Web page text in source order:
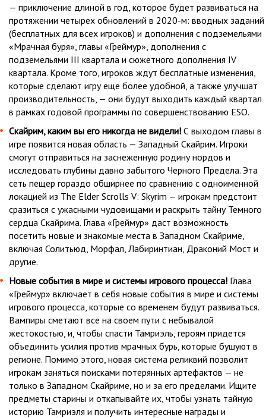
— приключение длиной в год, которое будет развиваться на
протяжении четырех обновлений в 2020-м: вводных заданий
(бесплатных для всех игроков) и дополнения с подземельями
«Мрачная буря», главы «Греймур», дополнения с
подземельями III квартала и сюжетного дополнения IV
квартала. Кроме того, игроков ждут бесплатные изменения,
которые сделают игру еще более удобной, а также улучшат
производительность, — они будут выходить каждый квартал
в рамках годовой программы по совершенствованию ESO.
Скайрим, каким вы его никогда не видели! С выходом главы в
игре появится новая область — Западный Скайрим. Игроки
смогут отправиться на заснеженную родину нордов и
исследовать глубины давно забытого Черного Предела. Эта
сеть пещер гораздо обширнее по сравнению с одноименной
локацией из The Elder Scrolls V: Skyrim — игрокам предстоит
сразиться с ужасными чудовищами и раскрыть тайну Темного
сердца Скайрима. Глава «Греймур» даст возможность
посетить новые и знакомые места в Западном Скайриме,
включая Солитьюд, Морфал, Лабиринтиан, Драконий Мост и
другие.
Новые события в мире и системы игрового процесса! Глава
«Греймур» включает в себя новые события в мире и системы
игрового процесса, которые со временем будут развиваться.
Вампиры сметают все на своем пути с небывалой
жестокостью, и, чтобы спасти Тамриэль, героям придется
объединить усилия против мрачных бурь, которые бушуют в
регионе. Помимо этого, новая система реликвий позволит
игрокам заняться поисками потерянных артефактов — не
только в Западном Скайриме, но и за его пределами. Ищите
предметы старины и откапывайте их, чтобы узнать тайную
историю Тамриэля и получить интересные награды и